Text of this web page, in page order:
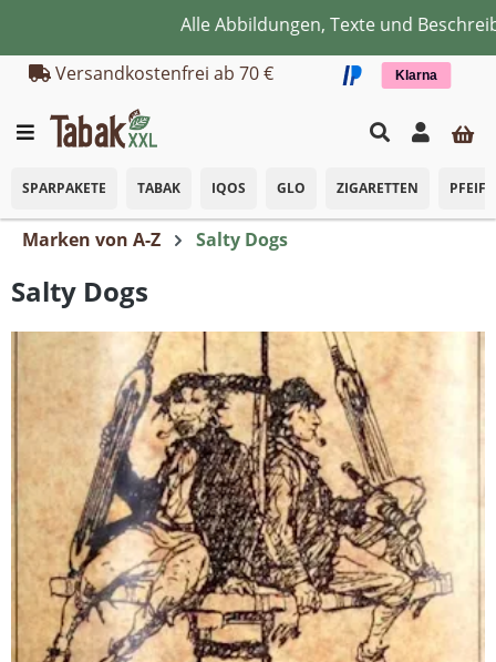
Zum Hauptinhalt springenAlle Abbildungen, Texte und
Versandkostenfrei ab 70 €
Klarna
SPARPAKETE TABAK IQOS GLO ZIGARETTEN
Marken von A-Z Salty Dogs
Salty Dogs